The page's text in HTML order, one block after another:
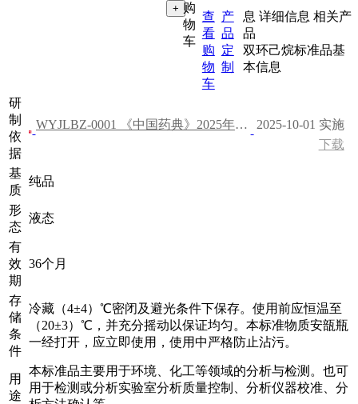
购
物
车
查
看
购
物
车
产
品
定
制
息 详细信息 相关产
品
双环己烷标准品基
本信息
研
制
依
据
WYJLBZ-0001 《中国药典》2025年版 一部
2025-10-01 实施
下载
基
质
纯品
形
态
液态
有
效
期
36个月
存
储
条
件
冷藏（4±4）℃密闭及避光条件下保存。使用前应恒温至
（20±3）℃，并充分摇动以保证均匀。本标准物质安瓿瓶
一经打开，应立即使用，使用中严格防止沾污。
用
途
本标准品主要用于环境、化工等领域的分析与检测。也可
用于检测或分析实验室分析质量控制、分析仪器校准、分